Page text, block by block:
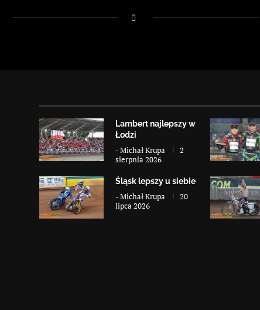
Lambert najlepszy w
Łodzi
-Michał Krupa
2
sierpnia 2026
Śląsk lepszy u siebie
-Michał Krupa
20
lipca 2026